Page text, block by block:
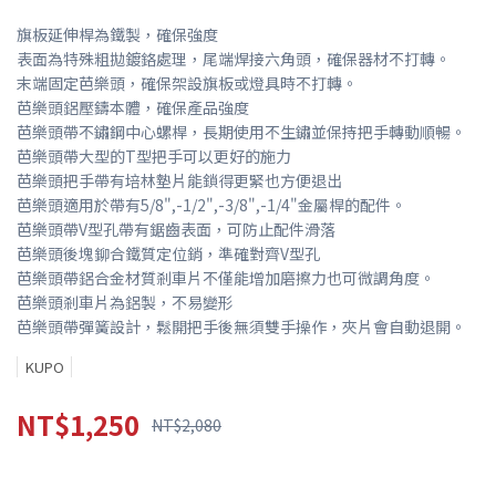
旗板延伸桿為鐵製，確保強度
表面為特殊粗拋鍍鉻處理，尾端焊接六角頭，確保器材不打轉。
末端固定芭樂頭，確保架設旗板或燈具時不打轉。
芭樂頭鋁壓鑄本體，確保產品強度
芭樂頭帶不鏽鋼中心螺桿，長期使用不生鏽並保持把手轉動順暢。
芭樂頭帶大型的T型把手可以更好的施力
芭樂頭把手帶有培林墊片能鎖得更緊也方便退出
芭樂頭適用於帶有5/8",-1/2",-3/8",-1/4"金屬桿的配件。
芭樂頭帶V型孔帶有鋸齒表面，可防止配件滑落
芭樂頭後塊鉚合鐵質定位銷，準確對齊V型孔
芭樂頭帶鋁合金材質剎車片不僅能增加磨擦力也可微調角度。
芭樂頭剎車片為鋁製，不易變形
芭樂頭帶彈簧設計，鬆開把手後無須雙手操作，夾片會自動退開。
KUPO
NT$1,250 NT$2,080